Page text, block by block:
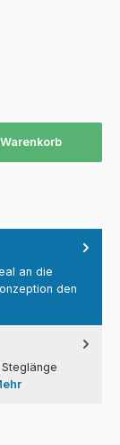
an die
den